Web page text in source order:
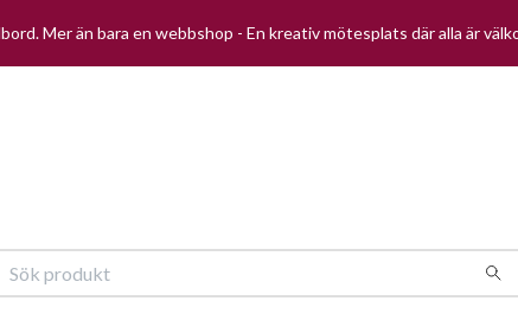
Mer än bara en webbshop - En kreativ mötesplats där alla är